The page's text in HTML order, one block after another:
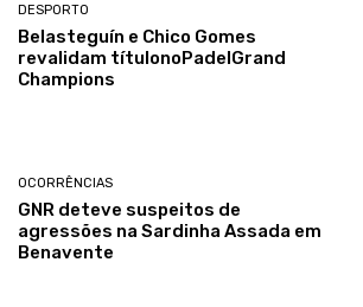
DESPORTO
Belasteguín e Chico Gomes
revalidam títulonoPadelGrand
Champions
OCORRÊNCIAS
GNR deteve suspeitos de
agressões na Sardinha Assada em
Benavente